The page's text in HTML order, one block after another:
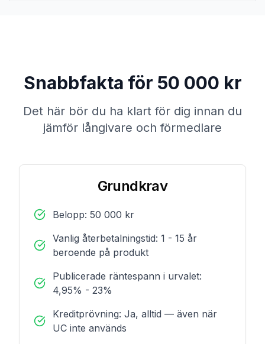
Snabbfakta för 50 000 kr
Det här bör du ha klart för dig innan du
jämför långivare och förmedlare
Grundkrav
Belopp: 50 000 kr
Vanlig återbetalningstid: 1 - 15 år
beroende på produkt
Publicerade räntespann i urvalet:
4,95% - 23%
Kreditprövning: Ja, alltid — även när
UC inte används